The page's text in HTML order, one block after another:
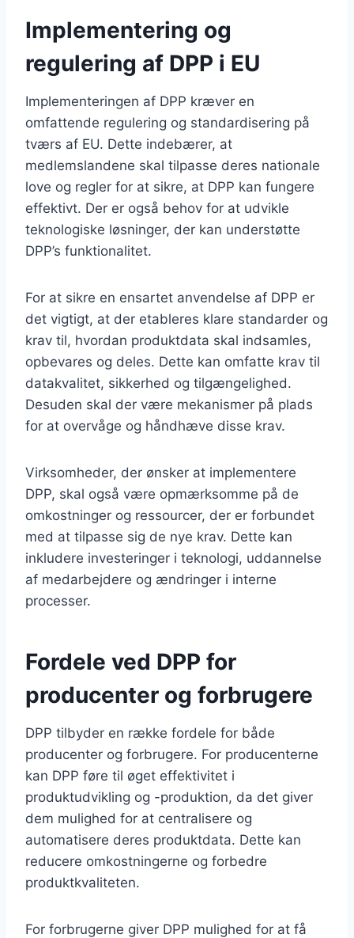
Implementering og
regulering af DPP i EU
Implementeringen af DPP kræver en
omfattende regulering og standardisering på
tværs af EU. Dette indebærer, at
medlemslandene skal tilpasse deres nationale
love og regler for at sikre, at DPP kan fungere
effektivt. Der er også behov for at udvikle
teknologiske løsninger, der kan understøtte
DPP’s funktionalitet.
For at sikre en ensartet anvendelse af DPP er
det vigtigt, at der etableres klare standarder og
krav til, hvordan produktdata skal indsamles,
opbevares og deles. Dette kan omfatte krav til
datakvalitet, sikkerhed og tilgængelighed.
Desuden skal der være mekanismer på plads
for at overvåge og håndhæve disse krav.
Virksomheder, der ønsker at implementere
DPP, skal også være opmærksomme på de
omkostninger og ressourcer, der er forbundet
med at tilpasse sig de nye krav. Dette kan
inkludere investeringer i teknologi, uddannelse
af medarbejdere og ændringer i interne
processer.
Fordele ved DPP for
producenter og forbrugere
DPP tilbyder en række fordele for både
producenter og forbrugere. For producenterne
kan DPP føre til øget effektivitet i
produktudvikling og -produktion, da det giver
dem mulighed for at centralisere og
automatisere deres produktdata. Dette kan
reducere omkostningerne og forbedre
produktkvaliteten.
For forbrugerne giver DPP mulighed for at få